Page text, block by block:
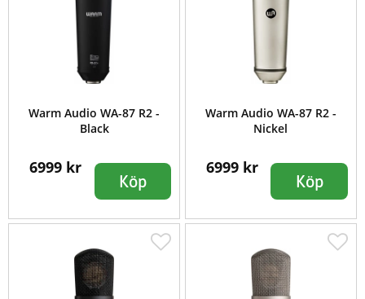
Warm Audio WA-87 R2 -
Black
6999 kr
Köp
Warm Audio WA-87 R2 -
Nickel
6999 kr
Köp